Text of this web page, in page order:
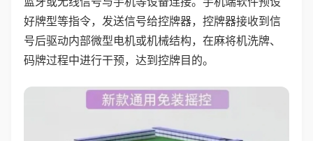
好牌型等指令，发送信号给控牌器，控牌器接收到信
号后驱动内部微型电机或机械结构，在麻将机洗牌、
码牌过程中进行干预，达到控牌目的。